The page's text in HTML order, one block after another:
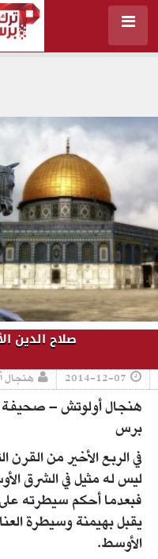
صلاح الدين
2014-12-07 هنجال
هنجال أولوتش –
برس
في الربع الأخير من
ليس له مثيل في الشرق
فبعدما أحكم سيطرته
يقبل بهيمنة وسيطرة
الأوسط.